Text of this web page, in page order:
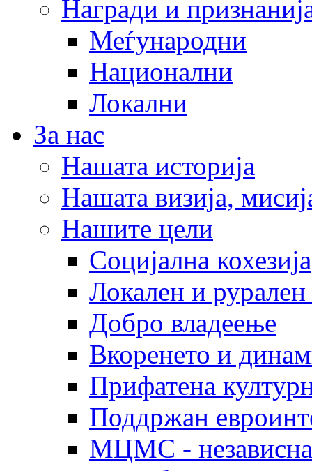
Награди и
Меѓународни
Национални
Локални
За нас
Нашата историја
Нашата визија,
Нашите цели
Социјална кохезија
Локален и рурален
Добро владеење
Вкоренето и
Прифатена
Поддржан
МЦМС - независна